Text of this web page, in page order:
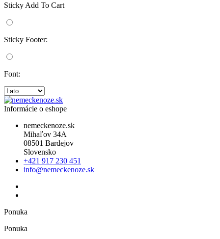
Sticky Add To Cart
Sticky Footer:
Font:
Informácie o eshope
nemeckenoze.sk
Mihaľov 34A
08501 Bardejov
Slovensko
+421 917 230 451
info@nemeckenoze.sk
Ponuka
Ponuka